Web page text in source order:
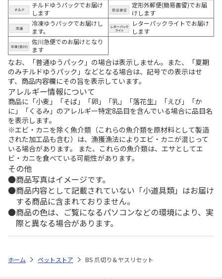
チルドゆうパックでお届け
します
定形外郵便(簡易書留)でお届
けします
冷凍ゆうパックでお届けし
ます。
レターパックライトでお届け
します
佐川急便でのお届けとなり
ます
なお、「普通ゆうパック」の場合は表示しません。また、「夏期
のみチルドゆうパック」などとなる場合は、記号での表示はせ
ず、商品内容欄にその旨を表示しています。
アレルギー情報について
商品に「小麦」「そば」「卵」「乳」「落花生」「えび」「か
に」「くるみ」のアレルギー特定8品目を含んでいる場合に品目名
を表示します。
※エビ・カニを除く魚介類（これらの魚介類を原材料として製造
された加工品も含む）は、漁獲漁法によりエビ・カニが混じって
いる場合があります。 また、これらの魚介類は、エサとしてエ
ビ・カニを食べている可能性があります。
その他
商品写真はイメージです。
商品内容として記載されていない「小道具類」はお届け
する商品に含まれておりません。
商品の色は、ご覧になるパソコンなどの環境により、実
際と異なる場合があります。
ホーム ペットストア BS 爪切り＆ヤスリセット